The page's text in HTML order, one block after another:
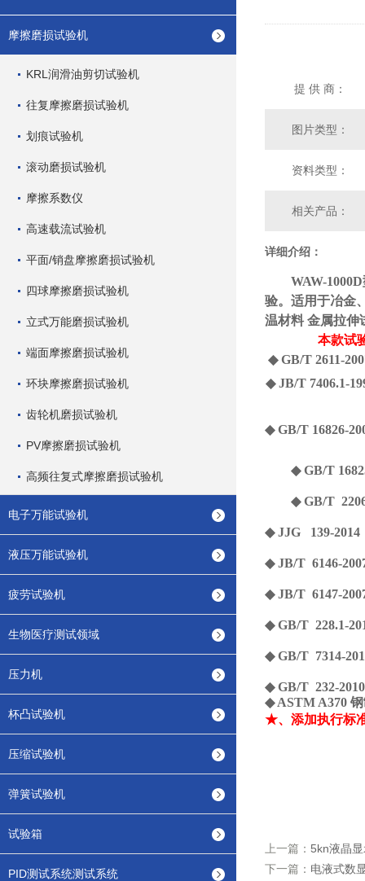
摩擦磨损试验机
KRL润滑油剪切试验机
往复摩擦磨损试验机
划痕试验机
滚动磨损试验机
摩擦系数仪
高速载流试验机
平面/销盘摩擦磨损试验机
四球摩擦磨损试验机
立式万能磨损试验机
端面摩擦磨损试验机
环块摩擦磨损试验机
齿轮机磨损试验机
PV摩擦磨损试验机
高频往复式摩擦磨损试验机
电子万能试验机
液压万能试验机
疲劳试验机
生物医疗测试领域
压力机
杯凸试验机
压缩试验机
弹簧试验机
试验箱
PID测试系统测试系统
提 供 商：
图片类型：
资料类型：
相关产品：
详细介绍：
WAW-
验。适用于冶金
温材料 金属拉伸
本款试
◆ GB/T 2611-
◆ JB/T 7406.1-
◆ GB/T 16826-
◆ GB/T
◆ GB/T
◆ JJG 139-2014
◆ JB/T 6146-
◆ JB/T 6147-
◆ GB/T 228.1-
◆ GB/T 7314-
◆ GB/T 232-
◆ ASTM A370
★、添加执行标准
上一篇： 5kn液晶
下一篇： 电液式数